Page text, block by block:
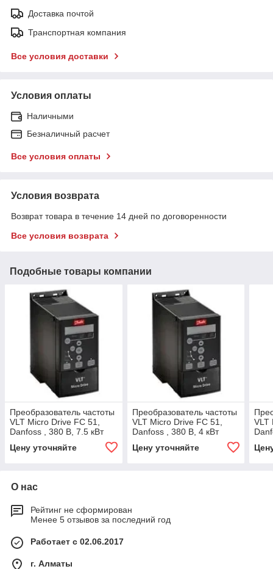
Доставка почтой
Транспортная компания
Все условия доставки
Условия оплаты
Наличными
Безналичный расчет
Все условия оплаты
Условия возврата
Возврат товара в течение 14 дней по договоренности
Все условия возврата
Подобные товары компании
Преобразователь частоты
VLT Micro Drive FC 51,
Danfoss , 380 В, 7.5 кВт
Цену уточняйте
Преобразователь частоты
VLT Micro Drive FC 51,
Danfoss , 380 В, 4 кВт
Цену уточняйте
VLT
О нас
Рейтинг не сформирован
Менее 5 отзывов за последний год
Работает с 02.06.2017
г. Алматы